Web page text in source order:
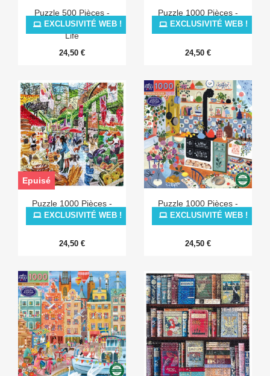
Puzzle 500 Pièces -
Fruits & Flowers Still
Life
24,50 €
EXCLUSIVITÉ WEB !
Puzzle 1000 Pièces -
Alchemist's Orchard
24,50 €
EXCLUSIVITÉ WEB !
Puzzle 1000 Pièces -
London Market
24,50 €
EXCLUSIVITÉ WEB !
Epuisé
Puzzle 1000 Pièces -
Morning Kitchen
24,50 €
EXCLUSIVITÉ WEB !